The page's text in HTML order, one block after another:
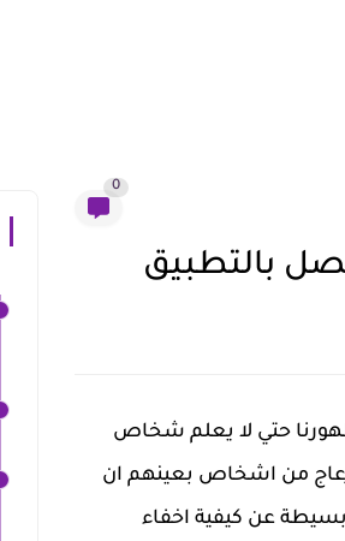
0
بالتطبيق
ظهورنا حتي لا يعلم شخاص
ازعاج من اشخاص بعينهم ان
عن كيفية اخفاء